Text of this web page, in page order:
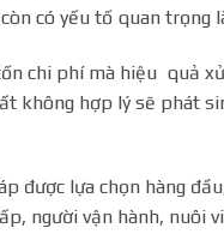
có yếu tố quan trọng
chi phí mà hiệu quả
không hợp lý sẽ phát
được lựa chọn hàng
người vận hành, nuôi